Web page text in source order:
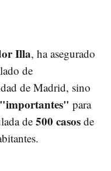
Illa, ha asegurado
de
de Madrid, sino
para
de 500 casos de